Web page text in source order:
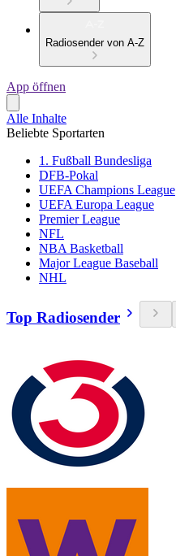
Radiosender von A-Z
App öffnen
Alle Inhalte
Beliebte Sportarten
1. Fußball Bundesliga
DFB-Pokal
UEFA Champions League
UEFA Europa League
Premier League
NFL
NBA Basketball
Major League Baseball
NHL
Top Radiosender